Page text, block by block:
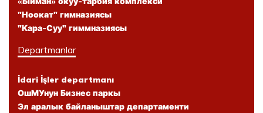
"Ноокат" гимназиясы
"Кара-Суу" гиммназиясы
Departmanlar
İdari İşler departmanı
ОшМУнун Бизнес паркы
Эл аралык байланыштар департаменти